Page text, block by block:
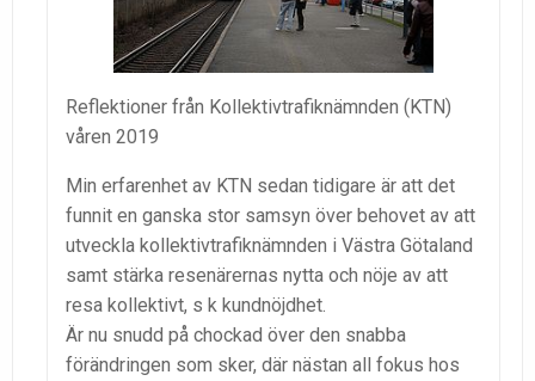
Reflektioner från Kollektivtrafiknämnden (KTN)
våren 2019
Min erfarenhet av KTN sedan tidigare är att det
funnit en ganska stor samsyn över behovet av att
utveckla kollektivtrafiknämnden i Västra Götaland
samt stärka resenärernas nytta och nöje av att
resa kollektivt, s k kundnöjdhet.
Är nu snudd på chockad över den snabba
förändringen som sker, där nästan all fokus hos